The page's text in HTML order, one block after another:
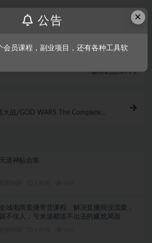
最终幻想5/FF5
大战/GOD WARS The Complete
天涯神贴合集
全域电商直播带货课程，解决直播间没流量，
留不住人，亏米送都送不出去的尴尬局面
×
公告
会员课程，副业项目，还有各种工具软